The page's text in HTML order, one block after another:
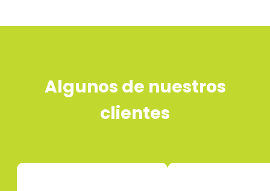
Algunos de nuestros
clientes